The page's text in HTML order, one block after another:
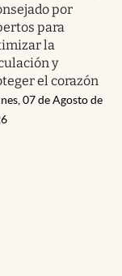
por
para
la
y
el corazón
07 de Agosto de